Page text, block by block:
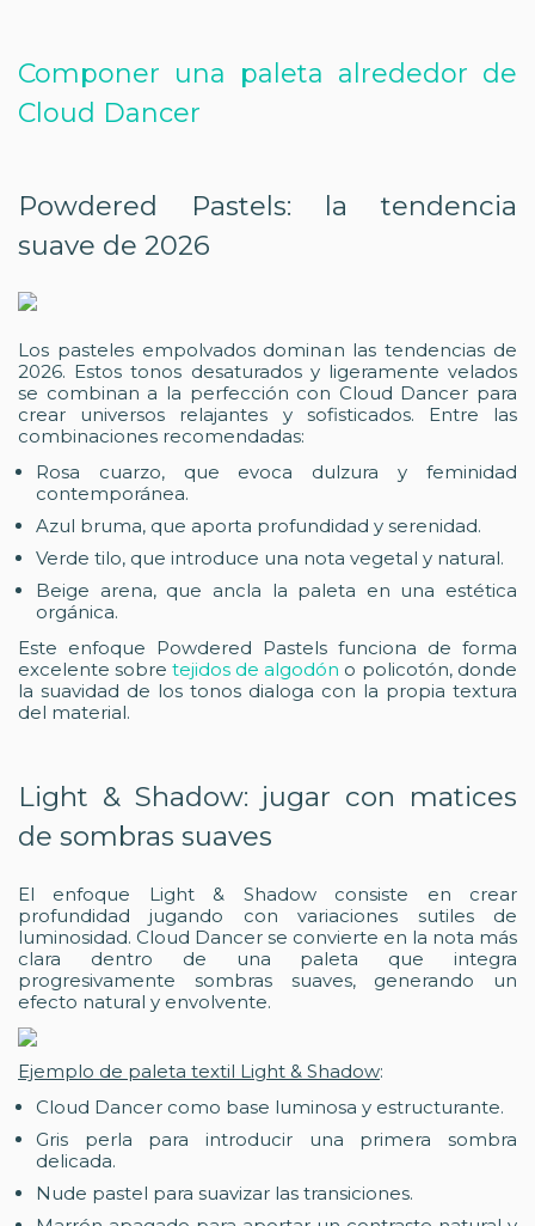
Componer una paleta alrededor de
Cloud Dancer
Powdered Pastels: la tendencia
suave de 2026
Los pasteles empolvados dominan las tendencias de
2026. Estos tonos desaturados y ligeramente velados
se combinan a la perfección con Cloud Dancer para
crear universos relajantes y sofisticados. Entre las
combinaciones recomendadas:
Rosa cuarzo, que evoca dulzura y feminidad
contemporánea.
Azul bruma, que aporta profundidad y serenidad.
Verde tilo, que introduce una nota vegetal y natural.
Beige arena, que ancla la paleta en una estética
orgánica.
Este enfoque Powdered Pastels funciona de forma
excelente sobre tejidos de algodón o policotón, donde
la suavidad de los tonos dialoga con la propia textura
del material.
Light & Shadow: jugar con matices
de sombras suaves
El enfoque Light & Shadow consiste en crear
profundidad jugando con variaciones sutiles de
luminosidad. Cloud Dancer se convierte en la nota más
clara dentro de una paleta que integra
progresivamente sombras suaves, generando un
efecto natural y envolvente.
Ejemplo de paleta textil Light & Shadow:
Cloud Dancer como base luminosa y estructurante.
Gris perla para introducir una primera sombra
delicada.
Nude pastel para suavizar las transiciones.